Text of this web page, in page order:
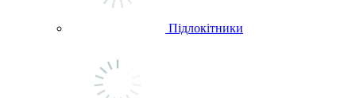
Підлокітники